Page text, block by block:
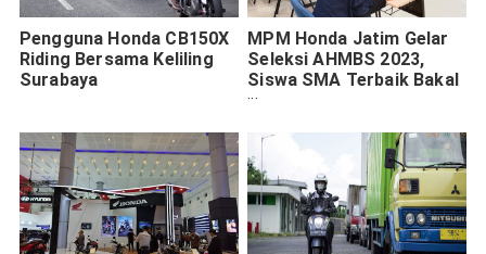
Pengguna Honda CB150X
Riding Bersama Keliling
Surabaya
MPM Honda Jatim Gelar
Seleksi AHMBS 2023,
Siswa SMA Terbaik Bakal
Dapat Beasiswa